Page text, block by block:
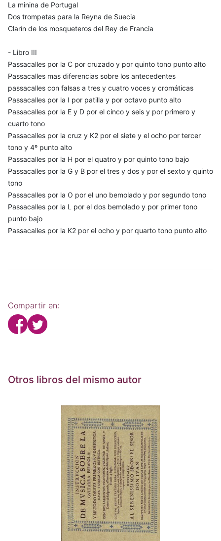
La minina de Portugal
Dos trompetas para la Reyna de Suecia
Clarín de los mosqueteros del Rey de Francia
- Libro III
Passacalles por la C por cruzado y por quinto tono punto alto
Passacalles mas diferencias sobre los antecedentes
passacalles con falsas a tres y cuatro voces y cromáticas
Passacalles por la I por patilla y por octavo punto alto
Passacalles por la E y D por el cinco y seis y por primero y
cuarto tono
Passacalles por la cruz y K2 por el siete y el ocho por tercer
tono y 4º punto alto
Passacalles por la H por el quatro y por quinto tono bajo
Passacalles por la G y B por el tres y dos y por el sexto y quinto
tono
Passacalles por la O por el uno bemolado y por segundo tono
Passacalles por la L por el dos bemolado y por primer tono
punto bajo
Passacalles por la K2 por el ocho y por quarto tono punto alto
Compartir en:
Otros libros del mismo autor